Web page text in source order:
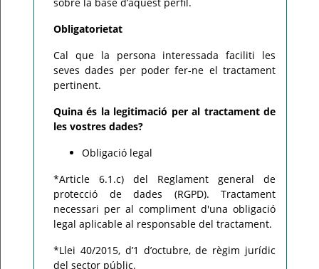
Obligatorietat
Cal que la persona interessada faciliti les
seves dades per poder fer-ne el tractament
pertinent.
Quina és la legitimació per al tractament de
les vostres dades?
Obligació legal
*Article 6.1.c) del Reglament general de
protecció de dades (RGPD). Tractament
necessari per al compliment d'una obligació
legal aplicable al responsable del tractament.
*Llei 40/2015, d’1 d’octubre, de règim jurídic
del sector públic.